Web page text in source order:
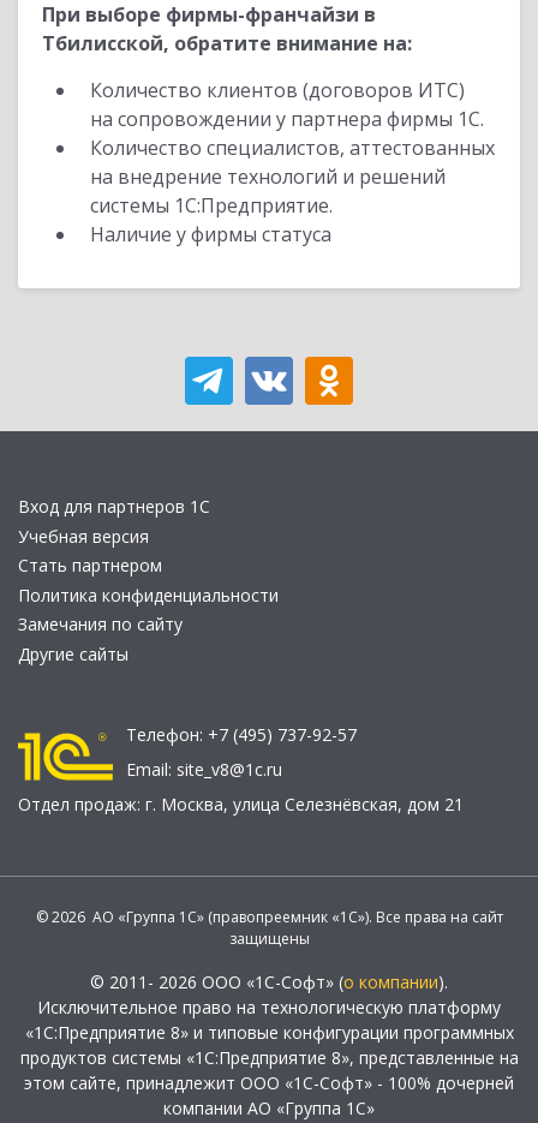
При выборе фирмы-франчайзи в
Тбилисской, обратите внимание на:
Количество клиентов (договоров ИТС)
на сопровождении у партнера фирмы 1С.
Количество специалистов, аттестованных
на внедрение технологий и решений
системы 1С:Предприятие.
Наличие у фирмы статуса
Вход для партнеров 1С
Учебная версия
Стать партнером
Политика конфиденциальности
Замечания по сайту
Другие сайты
Телефон: +7 (495) 737-92-57
Email: site_v8@1c.ru
Отдел продаж: г. Москва, улица Селезнёвская, дом 21
© 2026 АО «Группа 1С» (правопреемник «1С»). Все права на сайт
защищены
© 2011- 2026 ООО «1С-Софт» (о компании).
Исключительное право на технологическую платформу
«1С:Предприятие 8» и типовые конфигурации программных
продуктов системы «1С:Предприятие 8», представленные на
этом сайте, принадлежит ООО «1С-Софт» - 100% дочерней
компании АО «Группа 1С»